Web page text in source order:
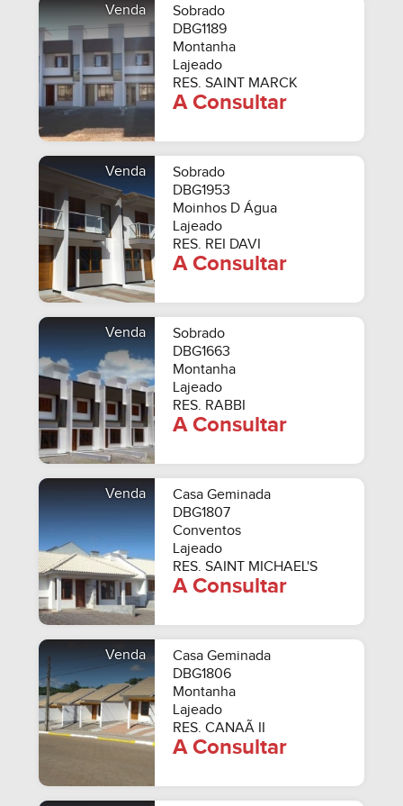
Venda
Sobrado
DBG1189
Montanha
Lajeado
RES. SAINT MARCK
A Consultar
Venda
Sobrado
DBG1953
Moinhos D Água
Lajeado
RES. REI DAVI
A Consultar
Venda
Sobrado
DBG1663
Montanha
Lajeado
RES. RABBI
A Consultar
Venda
Casa Geminada
DBG1807
Conventos
Lajeado
RES. SAINT MICHAEL'S
A Consultar
Venda
Casa Geminada
DBG1806
Montanha
Lajeado
RES. CANAÃ II
A Consultar